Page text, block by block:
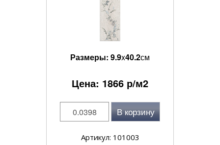
Размеры: 9.9x40.2см
Цена: 1866 р/м2
В корзину
Артикул: 101003